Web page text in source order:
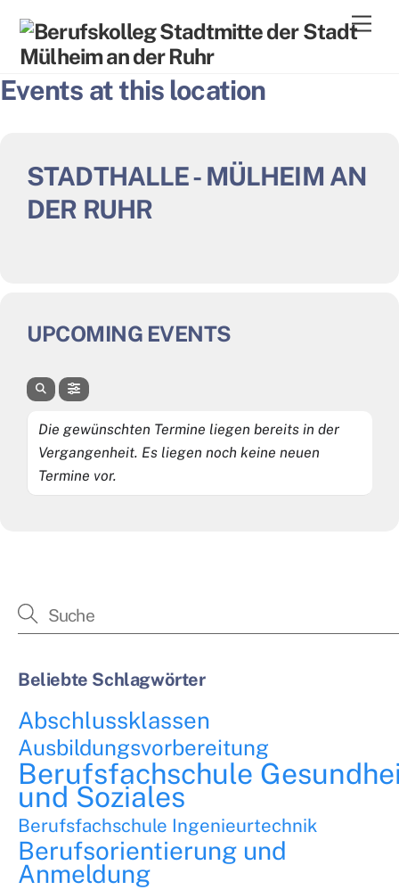
content
Events at this location
STADTHALLE - MÜLHEIM AN
DER RUHR
UPCOMING EVENTS
Die gewünschten Termine liegen bereits in der
Vergangenheit. Es liegen noch keine neuen
Termine vor.
Beliebte Schlagwörter
Abschlussklassen
Ausbildungsvorbereitung
Berufsfachschule
und Soziales
Berufsfachschule Ingenieurtechnik
Berufsorientierung und
Anmeldung